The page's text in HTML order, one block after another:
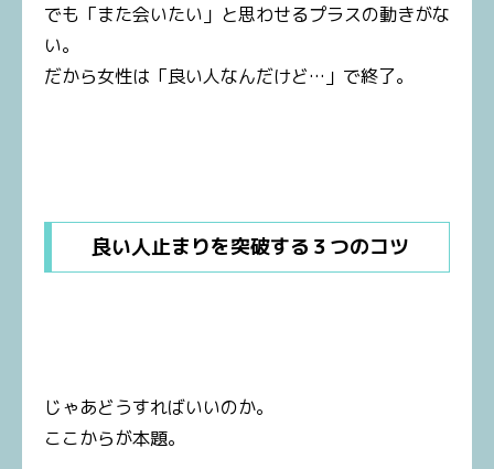
でも「また会いたい」と思わせるプラスの動きがな
い。
だから女性は「良い人なんだけど…」で終了。
良い人止まりを突破する３つのコツ
じゃあどうすればいいのか。
ここからが本題。